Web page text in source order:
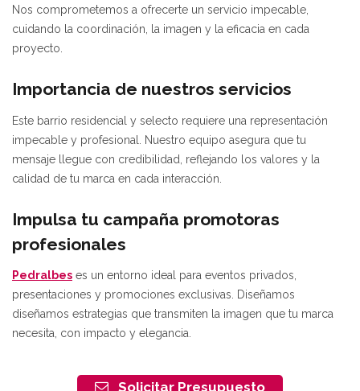
Nos comprometemos a ofrecerte un servicio impecable,
cuidando la coordinación, la imagen y la eficacia en cada
proyecto.
Importancia de nuestros servicios
Este barrio residencial y selecto requiere una representación
impecable y profesional. Nuestro equipo asegura que tu
mensaje llegue con credibilidad, reflejando los valores y la
calidad de tu marca en cada interacción.
Impulsa tu campaña promotoras
profesionales
Pedralbes es un entorno ideal para eventos privados,
presentaciones y promociones exclusivas. Diseñamos
diseñamos estrategias que transmiten la imagen que tu marca
necesita, con impacto y elegancia.
Solicitar Presupuesto